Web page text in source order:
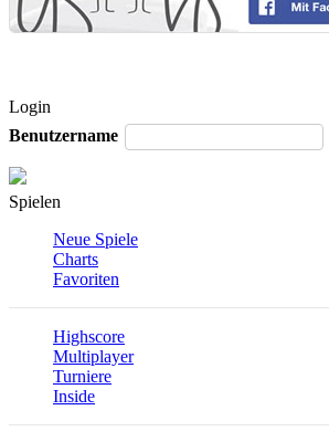
Login
Benutzername
Spielen
Neue Spiele
Charts
Favoriten
Highscore
Multiplayer
Turniere
Inside